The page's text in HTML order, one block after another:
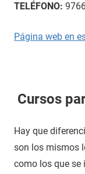
TELÉFONO:
Página web en
Cursos
Hay que
son los mismos
como los que se